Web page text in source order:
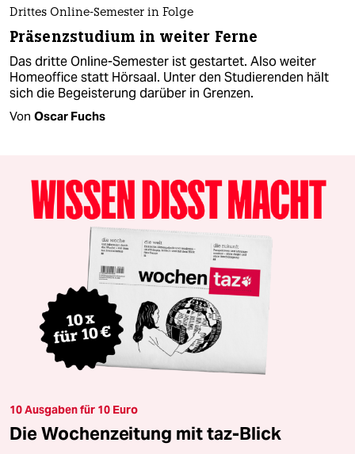
Drittes Online-Semester in Folge
Präsenzstudium in weiter Ferne
Das dritte Online-Semester ist gestartet. Also weiter
Homeoffice statt Hörsaal. Unter den Studierenden hält
sich die Begeisterung darüber in Grenzen.
Von Oscar Fuchs
10 Ausgaben für 10 Euro
Die Wochenzeitung mit taz-Blick